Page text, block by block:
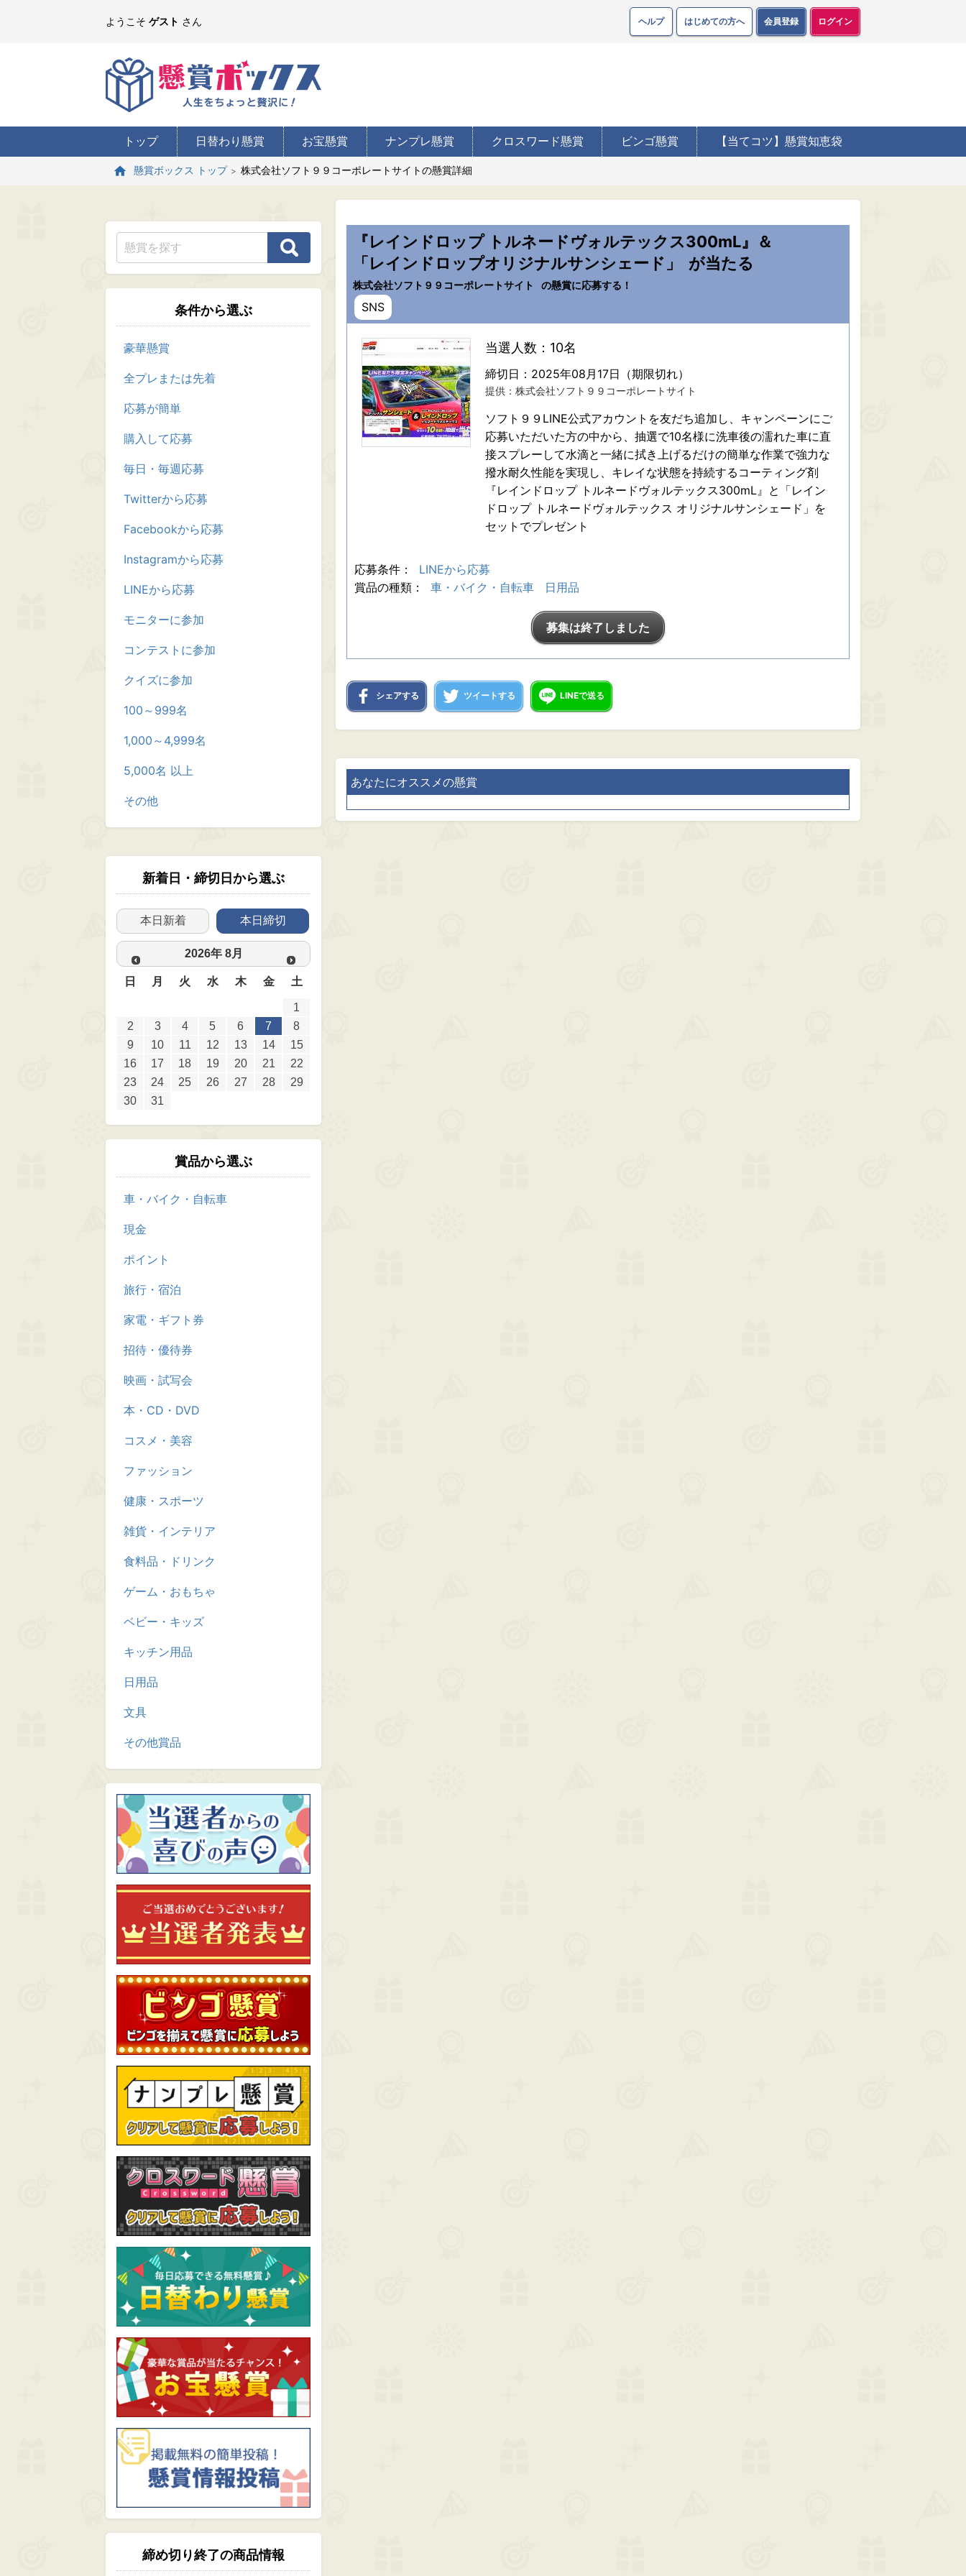
ようこそ ゲスト さん ヘルプ はじめての方へ 会員登録 ログイン
トップ 日替わり懸賞 お宝懸賞 ナンプレ懸賞 クロスワード懸賞 ビンゴ懸賞 【当てコツ】懸賞知恵袋
懸賞ボックス トップ 株式会社ソフト９９コーポレートサイトの懸賞詳細
条件から選ぶ
豪華懸賞
全プレまたは先着
応募が簡単
購入して応募
毎日・毎週応募
Twitterから応募
Facebookから応募
Instagramから応募
LINEから応募
モニターに参加
コンテストに参加
クイズに参加
100～999名
1,000～4,999名
5,000名 以上
その他
新着日・締切日から選ぶ
本日新着 本日締切
2026年 8月
日 月 火 水 木 金 土
1
2
3 4 5 6 7
8
9
10 11 12 13 14
15
16
17 18 19 20 21
22
23
24 25 26 27 28
29
30
31
賞品から選ぶ
車・バイク・自転車
現金
ポイント
旅行・宿泊
家電・ギフト券
招待・優待券
映画・試写会
本・CD・DVD
コスメ・美容
ファッション
健康・スポーツ
雑貨・インテリア
食料品・ドリンク
ゲーム・おもちゃ
ベビー・キッズ
キッチン用品
日用品
文具
その他賞品
締め切り終了の商品情報
『レインドロップ トルネードヴォルテックス300mL』＆
「レインドロップオリジナルサンシェード」
が当たる
株式会社ソフト９９コーポレートサイト の懸賞に応募する！
SNS
当選人数：10名
締切日：2025年08月17日（期限切れ）
提供：株式会社ソフト９９コーポレートサイト
ソフト９９LINE公式アカウントを友だち追加し、キャンペーンにご
応募いただいた方の中から、抽選で10名様に洗車後の濡れた車に直
接スプレーして水滴と一緒に拭き上げるだけの簡単な作業で強力な
撥水耐久性能を実現し、キレイな状態を持続するコーティング剤
『レインドロップ トルネードヴォルテックス300mL』と「レイン
ドロップ トルネードヴォルテックス オリジナルサンシェード」を
セットでプレゼント
応募条件：
LINEから応募
賞品の種類：
車・バイク・自転車 日用品
募集は終了しました
シェアする ツイートする LINEで送る
あなたにオススメの懸賞